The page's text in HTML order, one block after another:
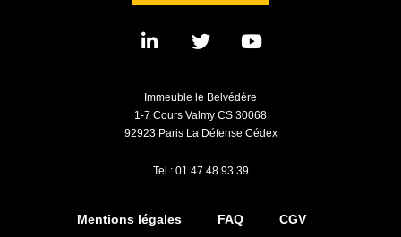
Immeuble le Belvédère
1-7 Cours Valmy CS 30068
92923 Paris La Défense Cédex
Tel : 01 47 48 93 39
Mentions légales FAQ
CGV